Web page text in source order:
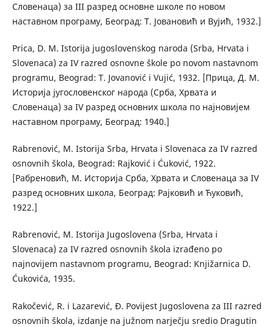
Словенаца) за III разред основне школe по новом
наставном програму, Београд: Т. Јовановић и Вујић, 1932.]
Prica, D. M. Istorija jugoslovenskog naroda (Srba, Hrvata i
Slovenaca) za IV razred osnovne škole po novom nastavnom
programu, Beograd: T. Jovanović i Vujić, 1932. [Прица, Д. М.
Историја југословенског народа (Срба, Хрвата и
Словенаца) за IV разред основних школа по најновијем
наставном програму, Београд: 1940.]
Rabrenović, M. Istorija Srba, Hrvata i Slovenaca za IV razred
osnovnih škola, Beograd: Rajković i Ćuković, 1922.
[Рабреновић, М. Историја Срба, Хрвата и Словенаца за IV
разред основних школа, Београд: Рајковић и Ћуковић,
1922.]
Rabrenović, M. Istorija Jugoslovena (Srba, Hrvata i
Slovenaca) za IV razred osnovnih škola izrađeno po
najnovijem nastavnom programu, Beograd: Knjižarnica D.
Ćukovića, 1935.
Rakočević, R. i Lazarević, Đ. Povijest Jugoslovena za III razred
osnovnih škola, izdanje na južnom narječju sredio Dragutin